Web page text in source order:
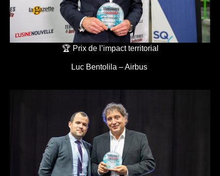
🏆 Prix de l’impact territorial
Luc Bentolila – Airbus